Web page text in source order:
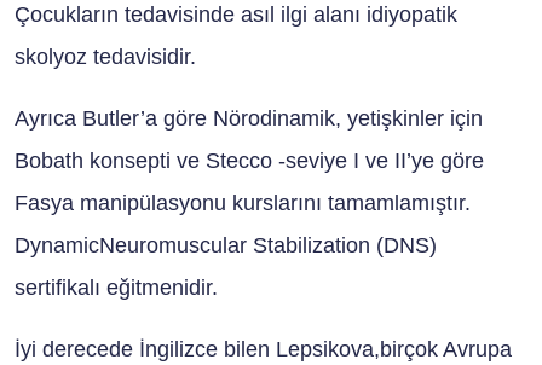
Çocukların tedavisinde asıl ilgi alanı idiyopatik
skolyoz tedavisidir.
Ayrıca Butler’a göre Nörodinamik, yetişkinler için
Bobath konsepti ve Stecco -seviye I ve II’ye göre
Fasya manipülasyonu kurslarını tamamlamıştır.
DynamicNeuromuscular Stabilization (DNS)
sertifikalı eğitmenidir.
İyi derecede İngilizce bilen Lepsikova,birçok Avrupa